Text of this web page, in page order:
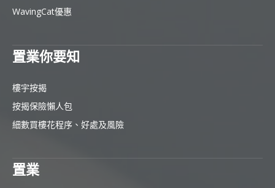
WavingCat優惠
置業你要知
樓宇按揭
按揭保險懶人包
細數買樓花程序、好處及風險
置業